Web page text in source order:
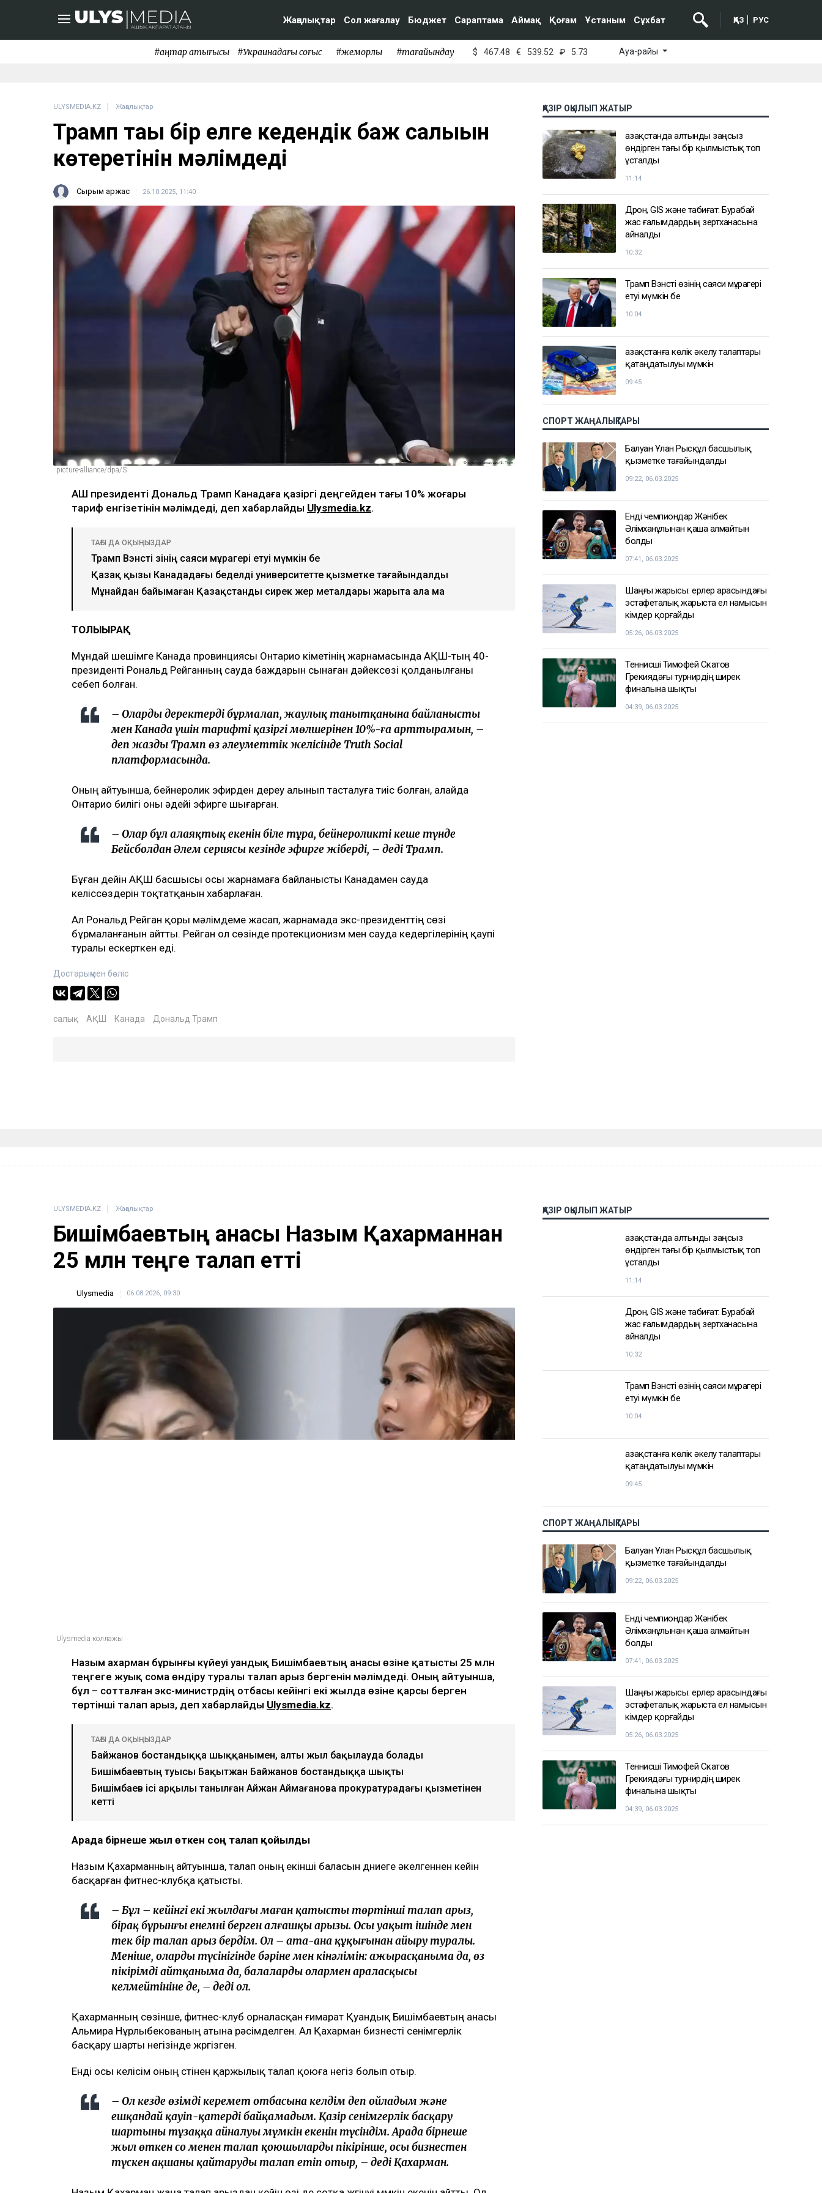
Жаңалықтар Сол жағалау Бюджет Сараптама Аймақ Қоғам Ұстаным Сұхбат ҚАЗ РУС
#қаңтар қақтығысы #Украинадағы соғыс #жемқорлық #тағайындау $ 467.48 € 539.52 ₽ 5.73 Ауа-райы
ULYSMEDIA.KZ Жаңалықтар
Трамп тағы бір елге кедендік баж салығын
көтеретінін мәлімдеді
Сырым Қаржас 26.10.2025, 11:40
picture-alliance/dpa/S
АҚШ президенті Дональд Трамп Канадаға қазіргі деңгейден тағы 10% жоғары
тариф енгізетінін мәлімдеді, деп хабарлайды Ulysmedia.kz.
ТАҒЫ ДА ОҚЫҢЫЗДАР
Трамп Вэнсті өзінің саяси мұрагері етуі мүмкін бе
Қазақ қызы Канададағы беделді университетте қызметке тағайындалды
Мұнайдан байымаған Қазақстанды сирек жер металдары жарыта ала ма
ТОЛЫҒЫРАҚ
Мұндай шешімге Канада провинциясы Онтарио үкіметінің жарнамасында АҚШ-тың 40-
президенті Рональд Рейганның сауда баждарын сынаған дәйексөзі қолданылғаны
себеп болған.
– Олардың деректерді бұрмалап, жаулық танытқанына байланысты
мен Канада үшін тарифті қазіргі мөлшерінен 10%-ға арттырамын, –
деп жазды Трамп өз әлеуметтік желісінде Truth Social
платформасында.
Оның айтуынша, бейнеролик эфирден дереу алынып тасталуға тиіс болған, алайда
Онтарио билігі оны әдейі эфирге шығарған.
– Олар бұл алаяқтық екенін біле тұра, бейнероликті кеше түнде
Бейсболдан Әлем сериясы кезінде эфирге жіберді, – деді Трамп.
Бұған дейін АҚШ басшысы осы жарнамаға байланысты Канадамен сауда
келіссөздерін тоқтатқанын хабарлаған.
Ал Рональд Рейган қоры мәлімдеме жасап, жарнамада экс-президенттің сөзі
бұрмаланғанын айтты. Рейган ол сөзінде протекционизм мен сауда кедергілерінің қаупі
туралы ескерткен еді.
Достарыңмен бөліс
салық АҚШ Канада Дональд Трамп
ҚАЗІР ОҚЫЛЫП ЖАТЫР
Қазақстанда алтынды заңсыз
өндірген тағы бір қылмыстық топ
ұсталды
11:14
Дрон, GIS және табиғат: Бурабай
жас ғалымдардың зертханасына
айналды
10:32
Трамп Вэнсті өзінің саяси мұрагері
етуі мүмкін бе
10:04
Қазақстанға көлік әкелу талаптары
қатаңдатылуы мүмкін
09:45
СПОРТ ЖАҢАЛЫҚТАРЫ
Балуан Ұлан Рысқұл басшылық
қызметке тағайындалды
09:22, 06.03.2025
Енді чемпиондар Жәнібек
Әлімханұлынан қаша алмайтын
болды
07:41, 06.03.2025
Шаңғы жарысы: ерлер арасындағы
эстафеталық жарыста ел намысын
кімдер қорғайды
05:26, 06.03.2025
Теннисші Тимофей Скатов
Грекиядағы турнирдің ширек
финалына шықты
04:39, 06.03.2025
ULYSMEDIA.KZ Жаңалықтар
Бишімбаевтың анасы Назым Қахарманнан
25 млн теңге талап етті
Ulysmedia 06.08.2026, 09:30
Ulysmedia коллажы
Назым Қахарман бұрынғы күйеуі Қуандық Бишімбаевтың анасы өзіне қатысты 25 млн
теңгеге жуық сома өндіру туралы талап арыз бергенін мәлімдеді. Оның айтуынша,
бұл – сотталған экс-министрдің отбасы кейінгі екі жылда өзіне қарсы берген
төртінші талап арыз, деп хабарлайды Ulysmedia.kz.
ТАҒЫ ДА ОҚЫҢЫЗДАР
Байжанов бостандыққа шыққанымен, алты жыл бақылауда болады
Бишімбаевтың туысы Бақытжан Байжанов бостандыққа шықты
Бишімбаев ісі арқылы танылған Айжан Аймағанова прокуратурадағы қызметінен
кетті
Арада бірнеше жыл өткен соң талап қойылды
Назым Қахарманның айтуынша, талап оның екінші баласын дүниеге әкелгеннен кейін
басқарған фитнес-клубқа қатысты.
– Бұл – кейінгі екі жылдағы маған қатысты төртінші талап арыз,
бірақ бұрынғы енемнің берген алғашқы арызы. Осы уақыт ішінде мен
тек бір талап арыз бердім. Ол – ата-ана құқығынан айыру туралы.
Меніңше, олардың түсінігінде бәріне мен кінәлімін: ажырасқаныма да, өз
пікірімді айтқаныма да, балалардың олармен араласқысы
келмейтініне де, – деді ол.
Қахарманның сөзінше, фитнес-клуб орналасқан ғимарат Қуандық Бишімбаевтың анасы
Альмира Нұрлыбекованың атына рәсімделген. Ал Қахарман бизнесті сенімгерлік
басқару шарты негізінде жүргізген.
Енді осы келісім оның үстінен қаржылық талап қоюға негіз болып отыр.
– Ол кезде өзімді керемет отбасына келдім деп ойладым және
ешқандай қауіп-қатерді байқамадым. Қазір сенімгерлік басқару
шартының тұзаққа айналуы мүмкін екенін түсіндім. Арада бірнеше
жыл өткен соң менен талап қоюшылардың пікірінше, осы бизнестен
түскен ақшаны қайтаруды талап етіп отыр, – деді Қахарман.
ҚАЗІР ОҚЫЛЫП ЖАТЫР
Қазақстанда алтынды заңсыз
өндірген тағы бір қылмыстық топ
ұсталды
11:14
Дрон, GIS және табиғат: Бурабай
жас ғалымдардың зертханасына
айналды
10:32
Трамп Вэнсті өзінің саяси мұрагері
етуі мүмкін бе
10:04
Қазақстанға көлік әкелу талаптары
қатаңдатылуы мүмкін
09:45
СПОРТ ЖАҢАЛЫҚТАРЫ
Балуан Ұлан Рысқұл басшылық
қызметке тағайындалды
09:22, 06.03.2025
Енді чемпиондар Жәнібек
Әлімханұлынан қаша алмайтын
болды
07:41, 06.03.2025
Шаңғы жарысы: ерлер арасындағы
эстафеталық жарыста ел намысын
кімдер қорғайды
05:26, 06.03.2025
Теннисші Тимофей Скатов
Грекиядағы турнирдің ширек
финалына шықты
04:39, 06.03.2025